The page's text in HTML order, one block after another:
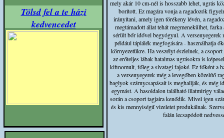
Tölsd fel a te házi
kedvencedet
mely akár 10 cm-nél is hosszabb lehet, ugrás
borított. Ez magára vonja a ragadozók
irányítani, amely igen törékeny lévén, a
megtámadott állat tehát megmenekülhet,
sérült bőr idővel begyógyul. A
például táplálék megfogására - használhatja
környezetükre. Ha veszélyt észlelnek, a
az erőteljes lábak hatalmas ugrásokra is
kifinomult, főleg a sivatagi fajoké. Ez főként a
a versenyegerek még a levegőben közelítő
baglyok szárnycsapásait is meghallják, és még
egymást. A hasoldalon található illatmirigy
során a csoport tagjaira kenődik. Mivel igen
és kis mennyiségű vizeletet produkálnak.
falán lecsapódott